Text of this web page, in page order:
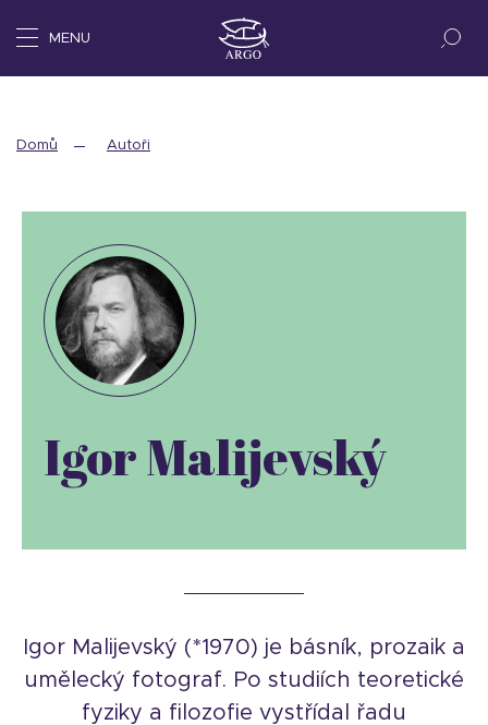
MENU
Domů Autoři
Igor Malijevský
Igor Malijevský (*1970) je básník, prozaik a
umělecký fotograf. Po studiích teoretické
fyziky a filozofie vystřídal řadu